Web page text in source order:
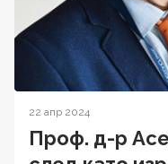
22 апр 2024
Проф. д-р